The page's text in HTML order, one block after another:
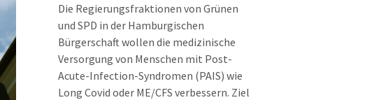
Die Regierungsfraktionen von Grünen
und SPD in der Hamburgischen
Bürgerschaft wollen die medizinische
Versorgung von Menschen mit Post-
Acute-Infection-Syndromen (PAIS) wie
Long Covid oder ME/CFS verbessern. Ziel